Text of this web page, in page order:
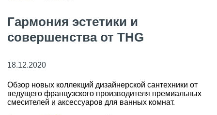
Гармония эстетики и
совершенства от THG
18.12.2020
Обзор новых коллекций дизайнерской сантехники от
ведущего французского производителя премиальных
смесителей и аксессуаров для ванных комнат.